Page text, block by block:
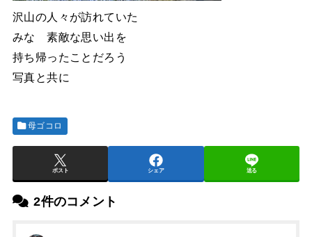
沢山の人々が訪れていた
みな 素敵な思い出を
持ち帰ったことだろう
写真と共に
母ゴコロ
ポスト シェア 送る
2件のコメント